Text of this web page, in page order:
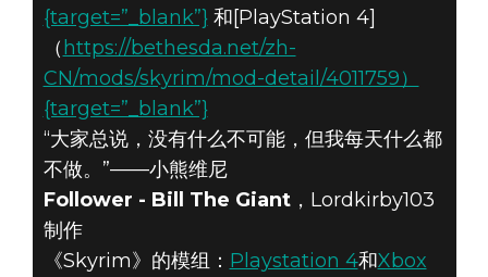
{target=”_blank”}和[PlayStation 4]
（https://bethesda.net/zh-
CN/mods/skyrim/mod-detail/4011759）
{target=”_blank”}
“大家总说，没有什么不可能，但我每天什么都
不做。”——小熊维尼
Follower - Bill The Giant，Lordkirby103
制作
《Skyrim》的模组： Playstation 4和Xbox